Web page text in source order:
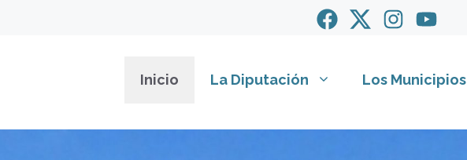
Inicio La Diputación Los Municipios